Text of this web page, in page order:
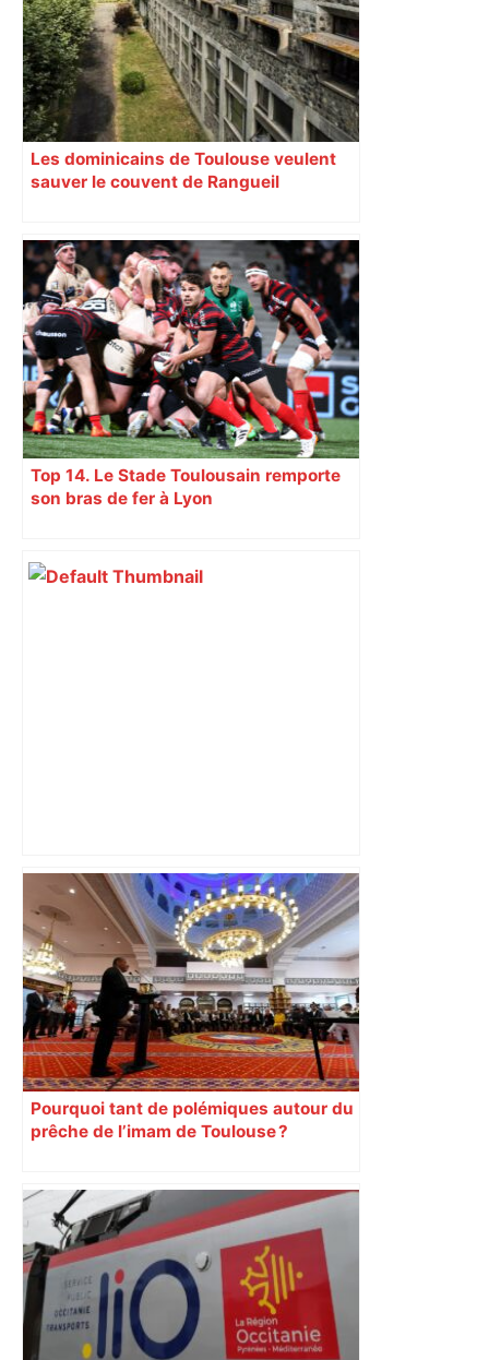
Les dominicains de Toulouse veulent
sauver le couvent de Rangueil
Top 14. Le Stade Toulousain remporte
son bras de fer à Lyon
Top 14: comment Perpignan a une
nouvelle fois fait tomber Toulouse? –
RMC Sport
Pourquoi tant de polémiques autour du
prêche de l’imam de Toulouse ?